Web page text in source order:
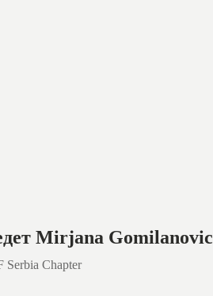
Mirjana Gomilanovic
Serbia Chapter